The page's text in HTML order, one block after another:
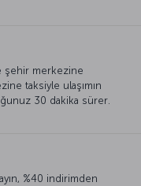
şehir merkezine
taksiyle ulaşımın
30 dakika sürer.
%40 indirimden